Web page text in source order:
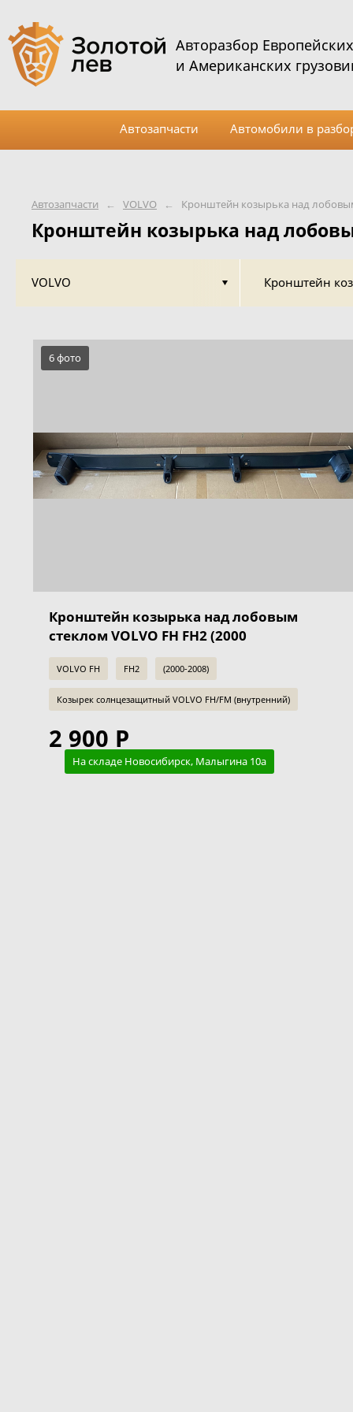
Автозапчасти ← VOLVO ← Кронштейн козырька над
Кронштейн козырька над
VOLVO Кронштейн
6 фото
Кронштейн козырька над лобовым
стеклом VOLVO FH FH2 (2000
VOLVO FH FH2 (2000-2008)
Козырек солнцезащитный VOLVO FH/FM (внутренний)
2 900 Р
На складе Новосибирск, Малыгина 10а
Авторазбор Европейских
и Американских
Автозапчасти Автомобили в